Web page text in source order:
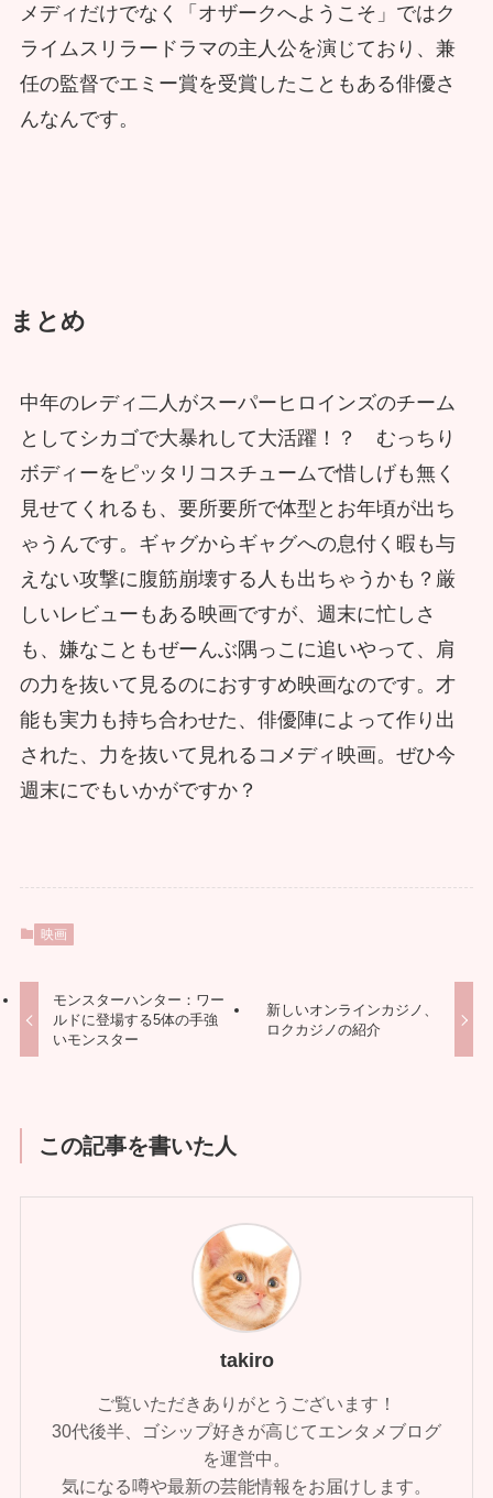
メディだけでなく「オザークへようこそ」ではク
ライムスリラードラマの主人公を演じており、兼
任の監督でエミー賞を受賞したこともある俳優さ
んなんです。
まとめ
中年のレディ二人がスーパーヒロインズのチーム
としてシカゴで大暴れして大活躍！？ むっちり
ボディーをピッタリコスチュームで惜しげも無く
見せてくれるも、要所要所で体型とお年頃が出ち
ゃうんです。ギャグからギャグへの息付く暇も与
えない攻撃に腹筋崩壊する人も出ちゃうかも？厳
しいレビューもある映画ですが、週末に忙しさ
も、嫌なこともぜーんぶ隅っこに追いやって、肩
の力を抜いて見るのにおすすめ映画なのです。才
能も実力も持ち合わせた、俳優陣によって作り出
された、力を抜いて見れるコメディ映画。ぜひ今
週末にでもいかがですか？
映画
モンスターハンター：ワー
ルドに登場する5体の手強
いモンスター
新しいオンラインカジノ、
ロクカジノの紹介
この記事を書いた人
takiro
ご覧いただきありがとうございます！
30代後半、ゴシップ好きが高じてエンタメブログ
を運営中。
気になる噂や最新の芸能情報をお届けします。